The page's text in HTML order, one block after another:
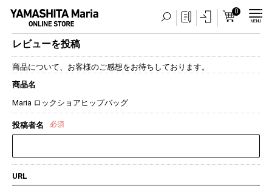
0
MENU
レビューを投稿
商品について、お客様のご感想をお待ちしております。
商品名
Maria ロックショアヒップバッグ
投稿者名 必須
URL